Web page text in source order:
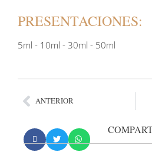
PRESENTACIONES:
5ml - 10ml - 30ml - 50ml
ANTERIOR